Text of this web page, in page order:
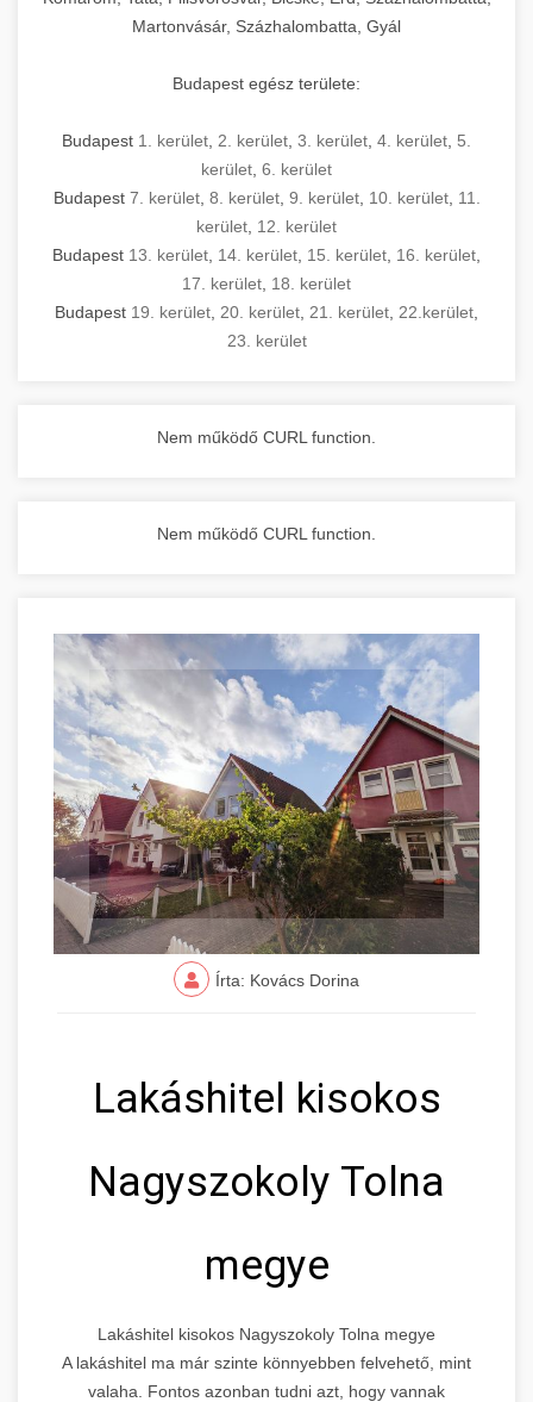
Martonvásár, Százhalombatta, Gyál
Budapest egész területe:
Budapest 1. kerület 2. kerület 3. kerület 4. kerület 5.
kerület 6. kerület
Budapest 7. kerület, 8. kerület, 9. kerület, 10. kerület, 11.
kerület 12. kerület
Budapest 13. kerület 14. kerület 15. kerület 16. kerület
17. kerület 18. kerület
Budapest 19. kerület 20. kerület 21. kerület 22.kerület
23. kerület
Nem működő CURL function.
Nem működő CURL function.
Írta: Kovács Dorina
Lakáshitel kisokos
Nagyszokoly Tolna
megye
Lakáshitel kisokos Nagyszokoly Tolna megye
A lakáshitel ma már szinte könnyebben felvehető, mint
valaha. Fontos azonban tudni azt, hogy vannak